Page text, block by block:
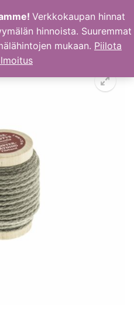
Verkkokaupan hinnat
hinnoista. Suuremmat
mukaan. Piilota